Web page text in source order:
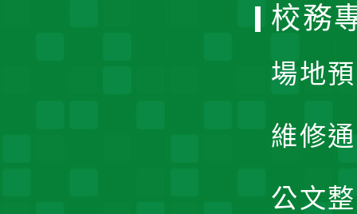
校務
場地
維修
公文